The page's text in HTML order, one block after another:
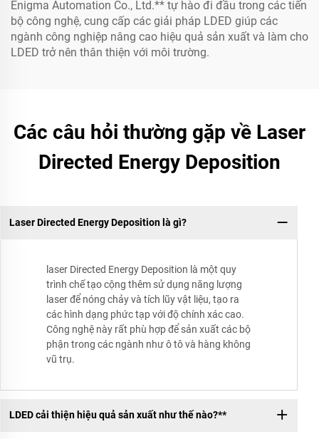
Enigma Automation Co., Ltd.** tự hào đi đầu trong các tiến
bộ công nghệ, cung cấp các giải pháp LDED giúp các
ngành công nghiệp nâng cao hiệu quả sản xuất và làm cho
LDED trở nên thân thiện với môi trường.
Các câu hỏi thường gặp về Laser
Directed Energy Deposition
Laser Directed Energy Deposition là gì?
laser Directed Energy Deposition là một quy
trình chế tạo cộng thêm sử dụng năng lượng
laser để nóng chảy và tích lũy vật liệu, tạo ra
các hình dạng phức tạp với độ chính xác cao.
Công nghệ này rất phù hợp để sản xuất các bộ
phận trong các ngành như ô tô và hàng không
vũ trụ.
LDED cải thiện hiệu quả sản xuất như thế nào?**